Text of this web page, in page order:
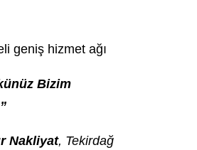
geniş hizmet ağı
Bizim
Nakliyat, Tekirdağ